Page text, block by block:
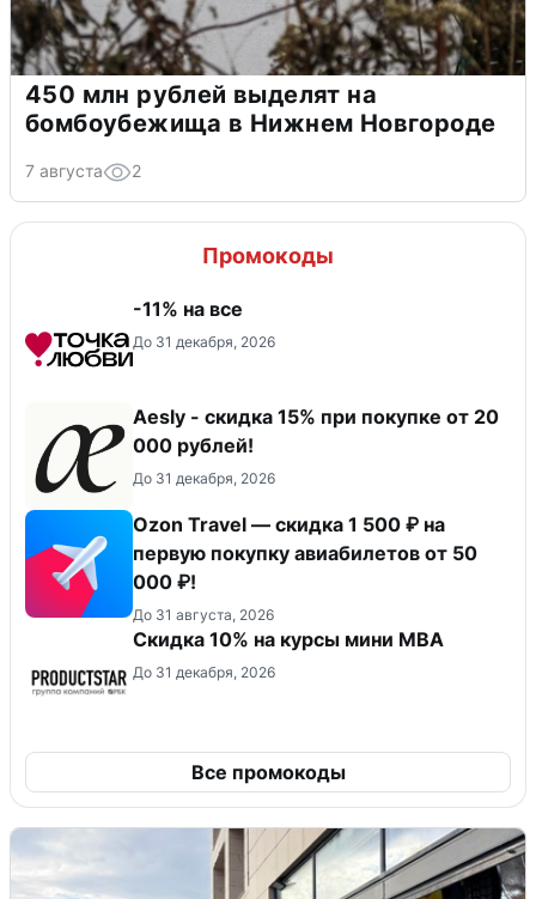
450 млн рублей выделят на
бомбоубежища в Нижнем Новгороде
7 августа 2
Промокоды
-11% на все
До 31 декабря, 2026
Aesly - скидка 15% при покупке от 20
000 рублей!
До 31 декабря, 2026
Ozon Travel — скидка 1 500 ₽ на
первую покупку авиабилетов от 50
000 ₽!
До 31 августа, 2026
Скидка 10% на курсы мини MBA
До 31 декабря, 2026
Все промокоды